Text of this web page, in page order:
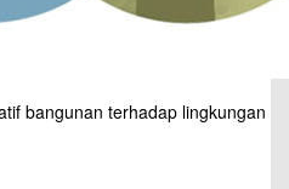
bangunan terhadap lingkungan